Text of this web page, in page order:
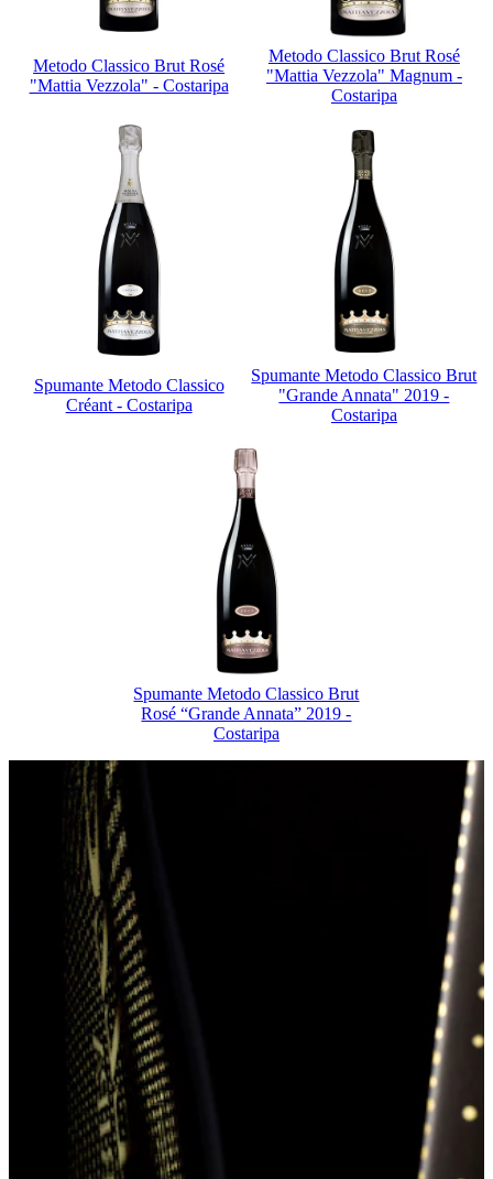
Metodo Classico Brut Rosé
"Mattia Vezzola" - Costaripa
Metodo Classico Brut Rosé
"Mattia Vezzola" Magnum -
Costaripa
Spumante Metodo Classico
Créant - Costaripa
Spumante Metodo Classico Brut
"Grande Annata" 2019 -
Costaripa
Spumante Metodo Classico Brut
Rosé “Grande Annata” 2019 -
Costaripa